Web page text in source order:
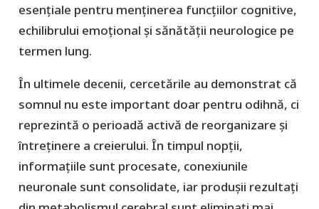
esențiale pentru menținerea funcțiilor cognitive,
echilibrului emoțional și sănătății neurologice pe
termen lung.
În ultimele decenii, cercetările au demonstrat că
somnul nu este important doar pentru odihnă, ci
reprezintă o perioadă activă de reorganizare și
întreținere a creierului. În timpul nopții,
informațiile sunt procesate, conexiunile
neuronale sunt consolidate, iar produșii rezultați